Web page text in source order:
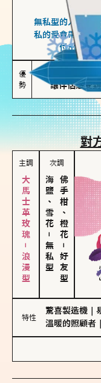
無私型的人傾向
私的愛會帶來緊
付出中迷
優
勢
讓伴侶感受到
對
主調
大馬士革玫瑰－浪漫型
次調
海鹽、雪花
－
無私型
佛手柑、橙花
－
好友型
特性
驚喜製造機
溫暖的照顧者